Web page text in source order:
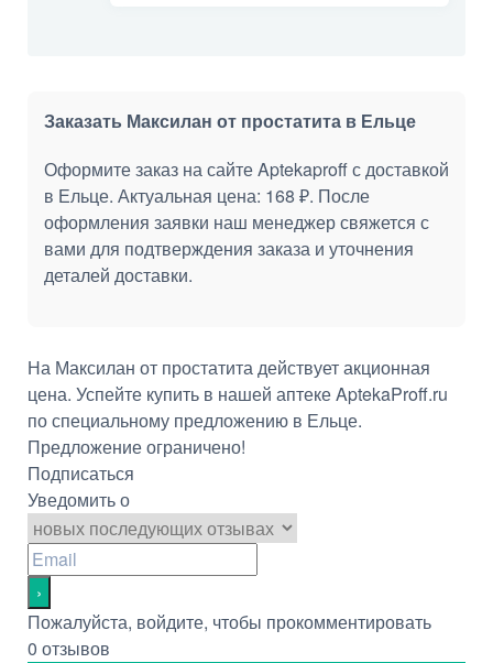
Заказать Максилан от простатита в Ельце
Оформите заказ на сайте Aptekaproff с доставкой
в Ельце. Актуальная цена: 168 ₽. После
оформления заявки наш менеджер свяжется с
вами для подтверждения заказа и уточнения
деталей доставки.
На Максилан от простатита действует акционная
цена. Успейте купить в нашей аптеке AptekaProff.ru
по специальному предложению в Ельце.
Предложение ограничено!
Подписаться
Уведомить о
Пожалуйста, войдите, чтобы прокомментировать
0 отзывов